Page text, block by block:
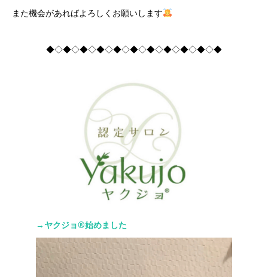
また機会があればよろしくお願いします
◆◇◆◇◆◇◆◇◆◇◆◇◆◇◆◇◆◇◆◇◆
→ヤクジョ®︎始めました